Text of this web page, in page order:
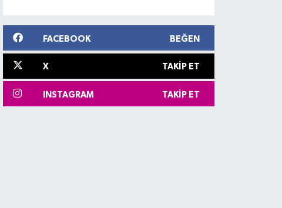
FACEBOOK BEĞEN
X TAKIP ET
INSTAGRAM TAKIP ET